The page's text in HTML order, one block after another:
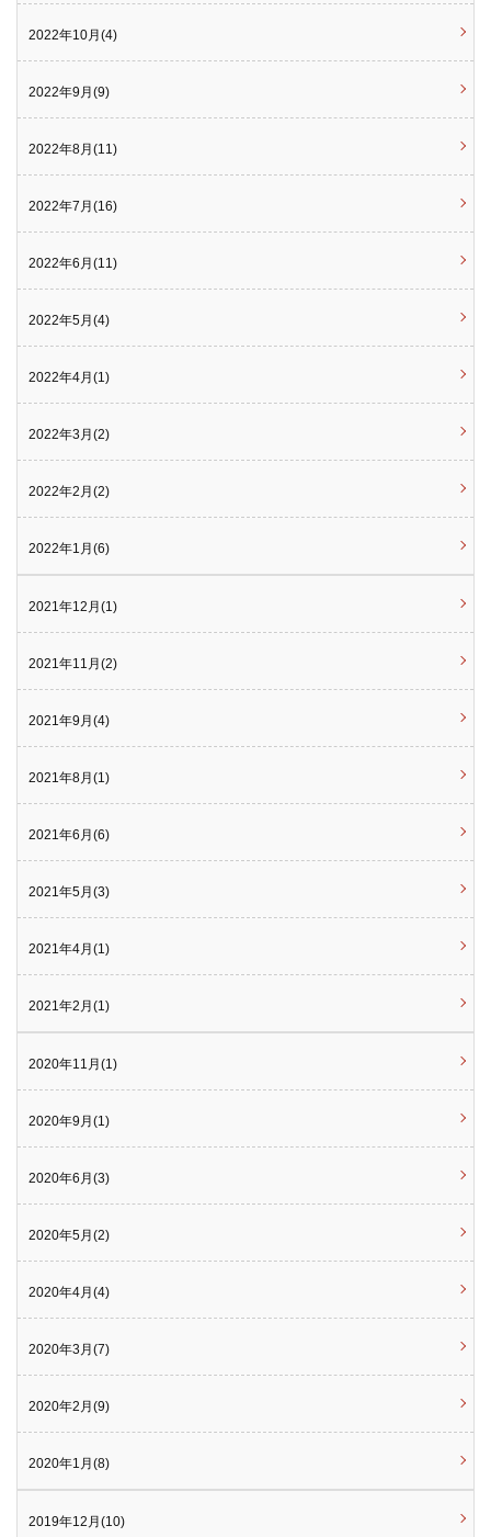
2022年10月(4)
2022年9月(9)
2022年8月(11)
2022年7月(16)
2022年6月(11)
2022年5月(4)
2022年4月(1)
2022年3月(2)
2022年2月(2)
2022年1月(6)
2021年12月(1)
2021年11月(2)
2021年9月(4)
2021年8月(1)
2021年6月(6)
2021年5月(3)
2021年4月(1)
2021年2月(1)
2020年11月(1)
2020年9月(1)
2020年6月(3)
2020年5月(2)
2020年4月(4)
2020年3月(7)
2020年2月(9)
2020年1月(8)
2019年12月(10)